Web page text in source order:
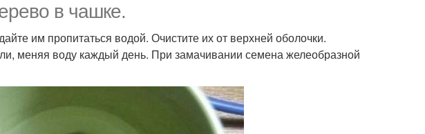
в чашке.
им пропитаться водой. Очистите их от верхней оболочки.
меняя воду каждый день. При замачивании семена желеобразной